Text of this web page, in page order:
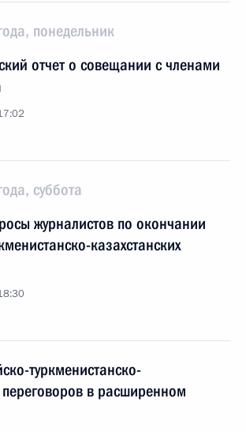
понедельник
отчет о совещании с членами
суббота
журналистов по окончании
казахстанских
туркменистанско-
переговоров в расширенном